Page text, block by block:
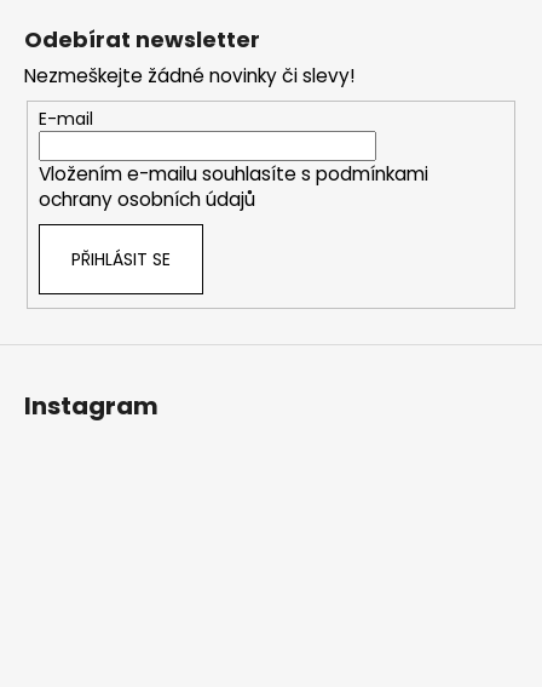
Odebírat newsletter
Nezmeškejte žádné novinky či slevy!
E-mail
Vložením e-mailu souhlasíte s podmínkami
ochrany osobních údajů
PŘIHLÁSIT SE
Instagram